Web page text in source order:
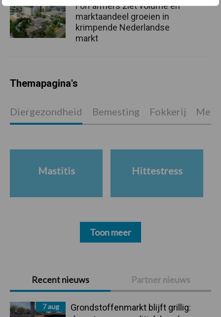
Primaire
Sidebar
Recent nieuws Partner nieuws
7 aug
Grondstoffenmarkt blijft grillig:
ForFarmers ziet volume en
marktaandeel groeien in
krimpende Nederlandse
markt
Themapagina's
Diergezondheid Bemesting Fokkerij
Mastitis Hittestress
Toon meer